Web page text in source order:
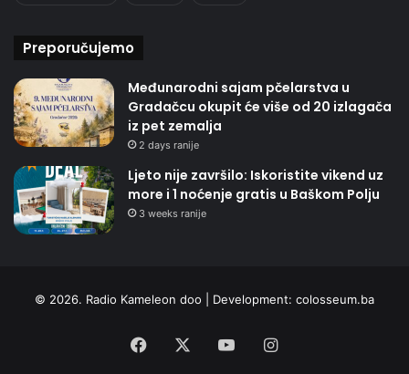
Preporučujemo
Međunarodni sajam pčelarstva u
Gradačcu okupit će više od 20 izlagača
iz pet zemalja
2 days ranije
Ljeto nije završilo: Iskoristite vikend uz
more i 1 noćenje gratis u Baškom Polju
3 weeks ranije
© 2026. Radio Kameleon doo | Development: colosseum.ba
Facebook YouTubeInstagram